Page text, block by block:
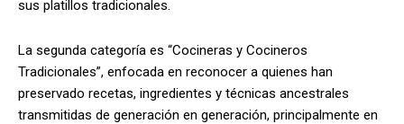
sus platillos tradicionales.
La segunda categoría es “Cocineras y Cocineros
Tradicionales”, enfocada en reconocer a quienes han
preservado recetas, ingredientes y técnicas ancestrales
transmitidas de generación en generación, principalmente en